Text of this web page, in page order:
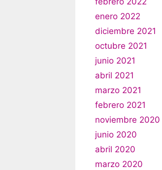
enero 2022
diciembre 2021
octubre 2021
junio 2021
abril 2021
marzo 2021
febrero 2021
noviembre 2020
junio 2020
abril 2020
marzo 2020